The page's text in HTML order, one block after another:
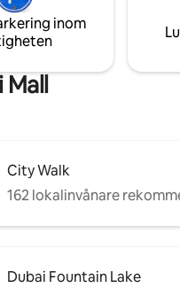
ett
mest ikoniska
i din vistelse.
inom
Mall
City Walk
162 lokalinvånare
Dubai Fountain Lake